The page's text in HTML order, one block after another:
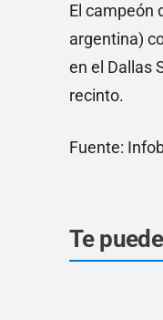
El campeón
argentina)
en el Dallas
recinto.
Fuente:
Te